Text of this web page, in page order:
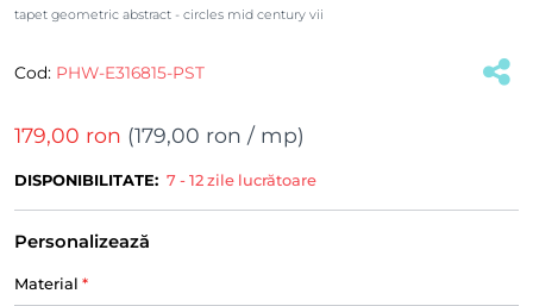
tapet geometric abstract - circles mid century vii
Cod: PHW-E316815-PST
179,00 ron (179,00 ron / mp)
DISPONIBILITATE: 7 - 12 zile lucrătoare
Personalizează
Material *